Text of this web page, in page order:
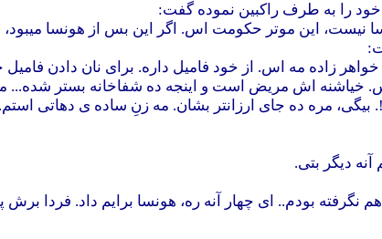
را به طرف راکبین نموده گفت:
نیست، این موتر حکومت اس. اگر این بس از هونسا میبود،
زاده مه اس. از خود فامیل داره. برای نان دادن
خیاشنه اش مریض است و اینجه ده شفاخانه بستر شده...
بیگی، مره ده جای ارزانتر بشان. مه زنِ ساده ی دهاتی
دیگر بتی.
نگرفته بودم.. ای چهار آنه ره، هونسا برایم داد. فردا